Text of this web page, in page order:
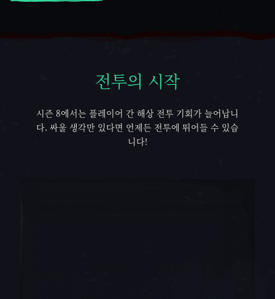
전투의 시작
전투의 시작
시즌 8에서는 플레이어 간 해상 전투 기회가 늘어납니
다. 싸울 생각만 있다면 언제든 전투에 뛰어들 수 있습
니다!